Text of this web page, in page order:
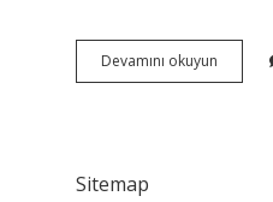
Devamını okuyun
Yaparken
Sitemap